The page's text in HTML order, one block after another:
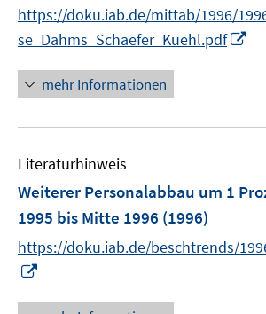
f
n
e
n
ö
f
n
n
https://doku.iab.de/mittab/1996/
se_Dahms_Schaefer_Kuehl.pdf
u
F
s
mehr Informationen
Literaturhinweis
Weiterer Personalabbau um 1
1995 bis Mitte 1996 (1996)
https://doku.iab.de/beschtrends/